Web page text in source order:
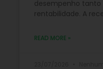
desempenho
rentabilidade. A
READ MORE »